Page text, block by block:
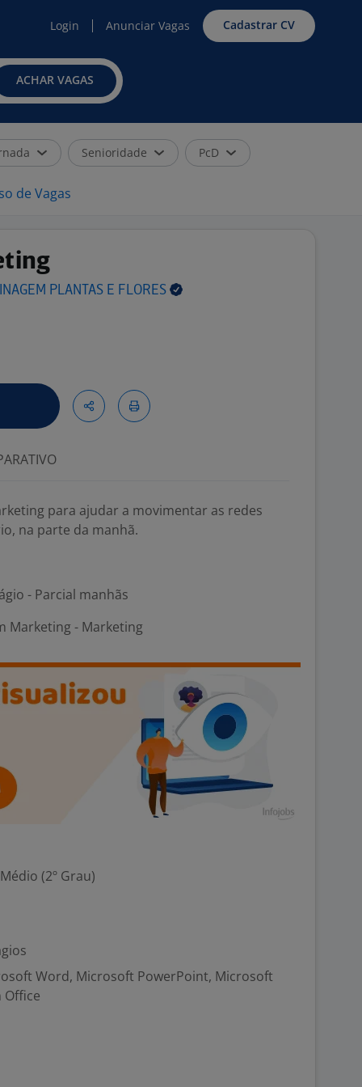
Login Anunciar Vagas Cadastrar CV
ACHAR VAGAS
Senioridade PcD
de Vagas
PLANTAS E FLORES
para ajudar a movimentar as redes
na parte da manhã.
- Parcial manhãs
Marketing - Marketing
(2º Grau)
Word, Microsoft PowerPoint, Microsoft
Office